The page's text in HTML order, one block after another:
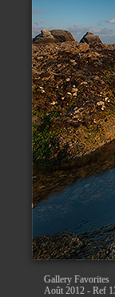
Gallery Favorites
Août 2012 - Ref